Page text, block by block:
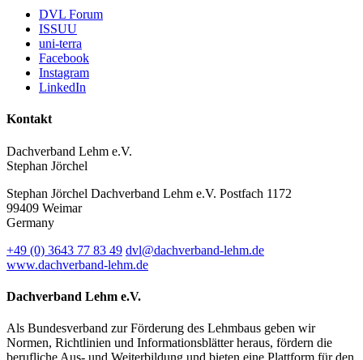
DVL Forum
ISSUU
uni-terra
Facebook
Instagram
LinkedIn
Kontakt
Dachverband Lehm e.V.
Stephan Jörchel
Stephan Jörchel Dachverband Lehm e.V. Postfach 1172
99409 Weimar
Germany
+49 (0) 3643 77 83 49 dvl@dachverband-lehm.de
www.dachverband-lehm.de
Dachverband Lehm e.V.
Als Bundesverband zur Förderung des Lehmbaus geben wir
Normen, Richtlinien und Informationsblätter heraus, fördern die